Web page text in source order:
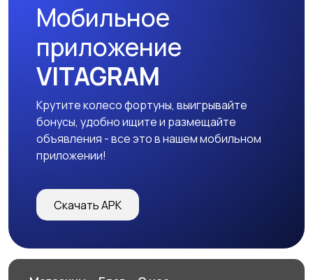
Мобильное
приложение
VITAGRAM
Крутите колесо фортуны, выигрывайте
бонусы, удобно ищите и размещайте
объявления - все это в нашем мобильном
приложении!
Скачать APK